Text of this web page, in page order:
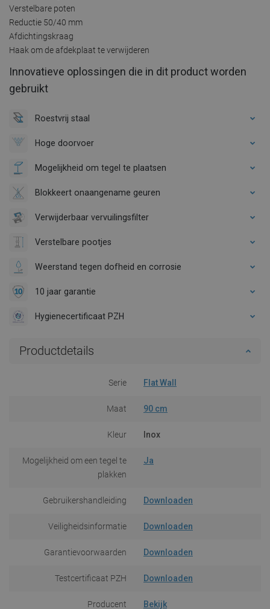
Verstelbare poten
Reductie 50/40 mm
Afdichtingskraag
Haak om de afdekplaat te verwijderen
Innovatieve oplossingen die in dit product worden
gebruikt
Roestvrij staal
Hoge doorvoer
Mogelijkheid om tegel te plaatsen
Blokkeert onaangename geuren
Verwijderbaar vervuilingsfilter
Verstelbare pootjes
Weerstand tegen dofheid en corrosie
10 jaar garantie
Hygienecertificaat PZH
Productdetails
Serie Flat Wall
Maat 90 cm
Kleur Inox
Mogelijkheid om een tegel te
plakken
Ja
Gebruikershandleiding Downloaden
Veiligheidsinformatie Downloaden
Garantievoorwaarden Downloaden
Testcertificaat PZH Downloaden
Producent Bekijk